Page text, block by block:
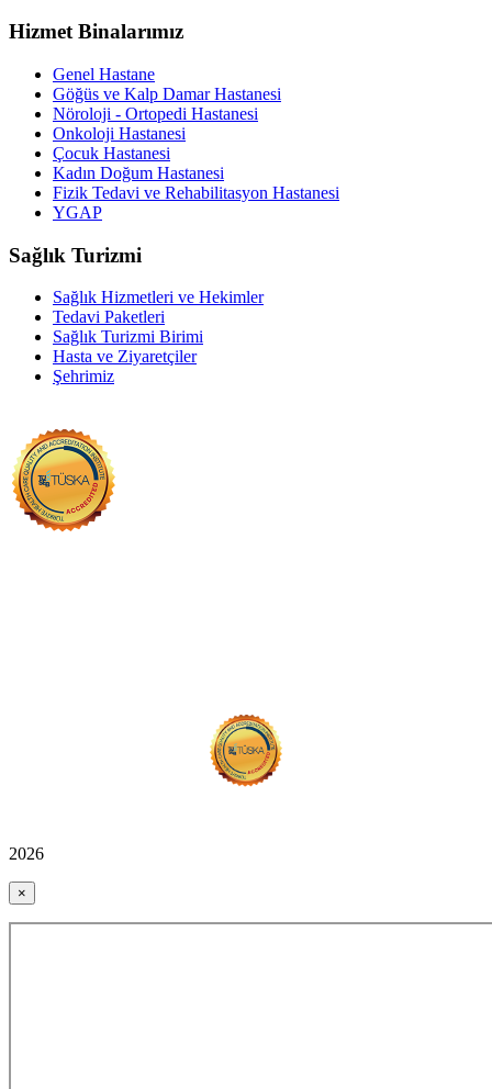
Hizmet Binalarımız
Genel Hastane
Göğüs ve Kalp Damar Hastanesi
Nöroloji - Ortopedi Hastanesi
Onkoloji Hastanesi
Çocuk Hastanesi
Kadın Doğum Hastanesi
Fizik Tedavi ve Rehabilitasyon Hastanesi
YGAP
Sağlık Turizmi
Sağlık Hizmetleri ve Hekimler
Tedavi Paketleri
Sağlık Turizmi Birimi
Hasta ve Ziyaretçiler
Şehrimiz
2026
×